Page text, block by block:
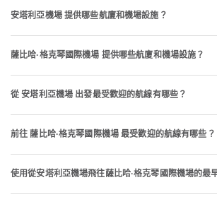
安塔利亞機場 提供哪些航廈和機場設施？
薩比哈·格克琴國際機場 提供哪些航廈和機場設施？
從 安塔利亞機場 出發最受歡迎的航線有哪些？
前往 薩比哈·格克琴國際機場 最受歡迎的航線有哪些？
使用從安塔利亞機場飛往薩比哈·格克琴國際機場的最